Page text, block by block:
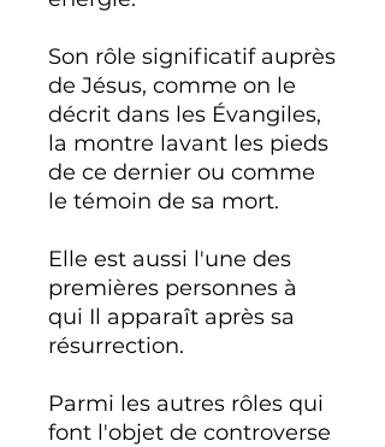
Son rôle significatif auprès
de Jésus, comme on le
décrit dans les Évangiles,
la montre lavant les pieds
de ce dernier ou comme
le témoin de sa mort.
Elle est aussi l'une des
premières personnes à
qui Il apparaît après sa
résurrection.
Parmi les autres rôles qui
font l'objet de controverse